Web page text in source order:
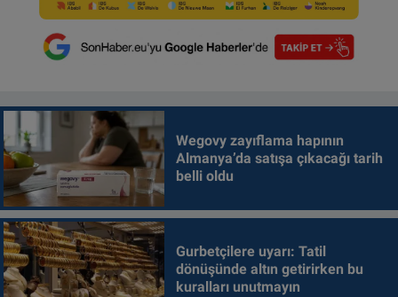
Wegovy zayıflama hapının
Almanya’da satışa çıkacağı tarih
belli oldu
Gurbetçilere uyarı: Tatil
dönüşünde altın getirirken bu
kuralları unutmayın